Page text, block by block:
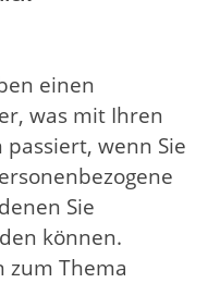
einen
was mit Ihren
wenn Sie
Sie
können.
zum Thema